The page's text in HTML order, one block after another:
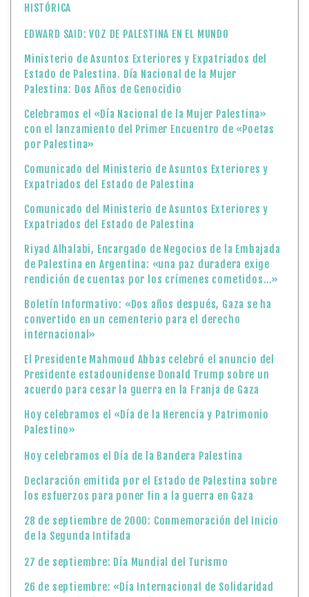
HISTÓRICA
EDWARD SAID: VOZ DE PALESTINA EN EL MUNDO
Ministerio de Asuntos Exteriores y Expatriados del
Estado de Palestina. Día Nacional de la Mujer
Palestina: Dos Años de Genocidio
Celebramos el «Día Nacional de la Mujer Palestina»
con el lanzamiento del Primer Encuentro de «Poetas
por Palestina»
Comunicado del Ministerio de Asuntos Exteriores y
Expatriados del Estado de Palestina
Comunicado del Ministerio de Asuntos Exteriores y
Expatriados del Estado de Palestina
Riyad Alhalabi, Encargado de Negocios de la Embajada
de Palestina en Argentina: «una paz duradera exige
rendición de cuentas por los crímenes cometidos…»
Boletín Informativo: «Dos años después, Gaza se ha
convertido en un cementerio para el derecho
internacional»
El Presidente Mahmoud Abbas celebró el anuncio del
Presidente estadounidense Donald Trump sobre un
acuerdo para cesar la guerra en la Franja de Gaza
Hoy celebramos el «Día de la Herencia y Patrimonio
Palestino»
Hoy celebramos el Día de la Bandera Palestina
Declaración emitida por el Estado de Palestina sobre
los esfuerzos para poner fin a la guerra en Gaza
28 de septiembre de 2000: Conmemoración del Inicio
de la Segunda Intifada
27 de septiembre: Día Mundial del Turismo
26 de septiembre: «Día Internacional de Solidaridad